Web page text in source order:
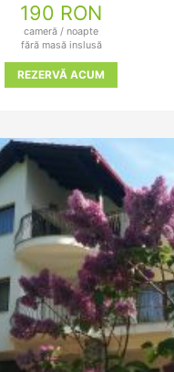
190 RON
cameră / noapte
fără masă inslusă
REZERVĂ ACUM